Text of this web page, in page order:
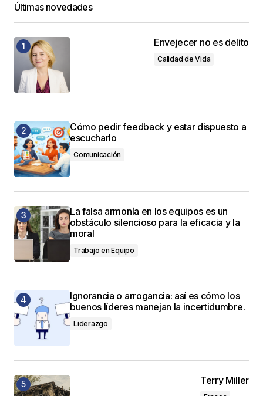
Últimas novedades
Envejecer no es delito
Calidad de Vida
Cómo pedir feedback y estar dispuesto a
escucharlo
Comunicación
La falsa armonía en los equipos es un
obstáculo silencioso para la eficacia y la
moral
Trabajo en Equipo
Ignorancia o arrogancia: así es cómo los
buenos líderes manejan la incertidumbre.
Liderazgo
Terry Miller